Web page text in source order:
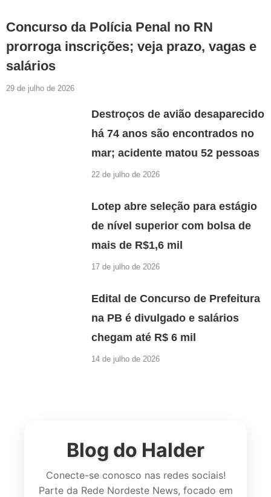
Concurso da Polícia Penal no RN
prorroga inscrições; veja prazo, vagas e
salários
29 de julho de 2026
Destroços de avião desaparecido
há 74 anos são encontrados no
mar; acidente matou 52 pessoas
22 de julho de 2026
Lotep abre seleção para estágio
de nível superior com bolsa de
mais de R$1,6 mil
17 de julho de 2026
Edital de Concurso de Prefeitura
na PB é divulgado e salários
chegam até R$ 6 mil
14 de julho de 2026
Blog do Halder
Conecte-se conosco nas redes sociais!
Parte da Rede Nordeste News, focado em